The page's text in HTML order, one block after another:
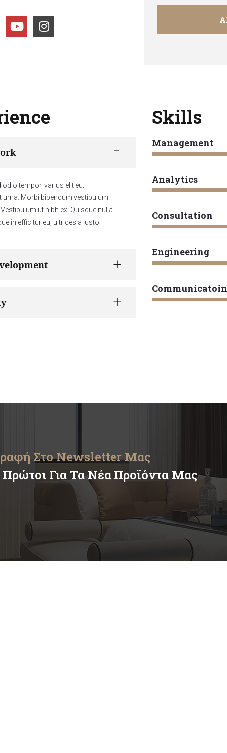
odio tempor, varius elit eu,
urna. Morbi bibendum vestibulum
ut nibh ex. Quisque nulla
in efficitur eu, ultrices a justo.
Skills
Management
Analytics
Consultation
Engineering
Communicatoin
Στο Newsletter Μας
Για Τα Νέα Προϊόντα Μας